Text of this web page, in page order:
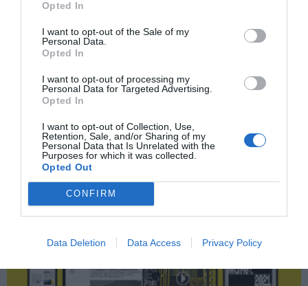
Opted In
I want to opt-out of the Sale of my
Personal Data.
Opted In
I want to opt-out of processing my
Personal Data for Targeted Advertising.
Opted In
I want to opt-out of Collection, Use,
Retention, Sale, and/or Sharing of my
Personal Data that Is Unrelated with the
Purposes for which it was collected.
Opted Out
CONFIRM
Data Deletion Data Access Privacy Policy
Callaway
2Playbook Club